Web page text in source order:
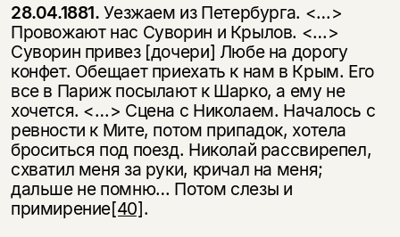
28.04.1881. Уезжаем из Петербурга. <…>
Провожают нас Суворин и Кры­лов. <…>
Суворин привез [дочери] Любе на дорогу
конфет. Обещает при­ехать к нам в Крым. Его
все в Париж посылают к Шарко, а ему не
хочется. <…> Сцена с Николаем. Началось с
ревности к Мите, потом припадок, хотела
броситься под поезд. Николай рассвирепел,
схватил меня за руки, кричал на меня;
дальше не помню… Потом слезы и
примирение[40].